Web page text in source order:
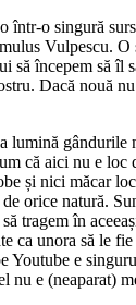
într-o singură
Vulpescu. O
să începem să îl
Dacă nouă
lumină gândurile
că aici nu e loc
și nici măcar
orice natură.
tragem în
ca unora să le
Youtube e
nu e (neaparat)